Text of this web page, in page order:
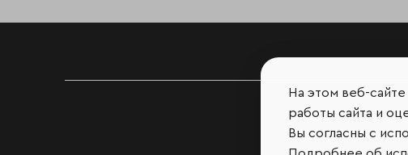
На этом веб-
работы сайта и
Вы согласны с